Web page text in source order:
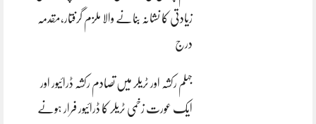
زیادتی کا نشانہ بنانے والا ملزم گرفتار،مقدمہ
درج
جہلم رکشہ اور ٹریلر میں تصادم رکشہ ڈرائیور اور
ایک عورت زخمی ٹریلر کا ڈرائیور فرار ہونے